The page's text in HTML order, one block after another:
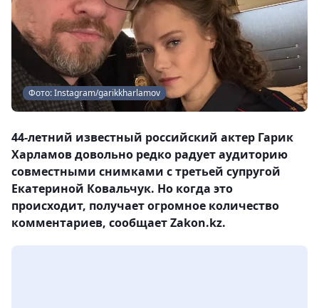
Фото: Instagram/garikkharlamov
44-летний известный российский актер Гарик
Харламов довольно редко радует аудиторию
совместными снимками с третьей супругой
Екатериной Ковальчук. Но когда это
происходит, получает огромное количество
комментариев, сообщает Zakon.kz.